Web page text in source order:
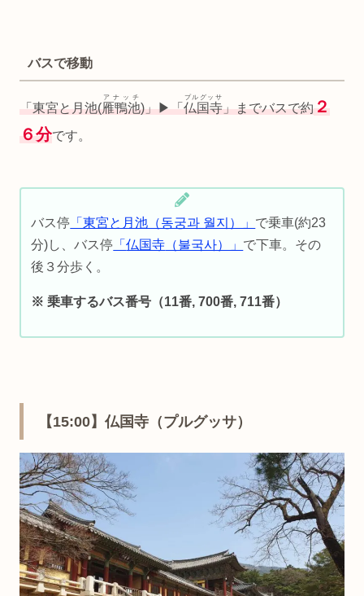
バスで移動
「東宮と月池(雁鴨池
アナッチ
)」▶︎「仏国寺
プルグッサ
」までバスで約２
６分です。
バス停 「東宮と月池（동궁과 월지）」 で乗車(約23
分)し、バス停 「仏国寺 （불국사）」 で下車。その
後３分歩く。
※ 乗車するバス番号（11番, 700番, 711番）
【15:00】仏国寺（プルグッサ）